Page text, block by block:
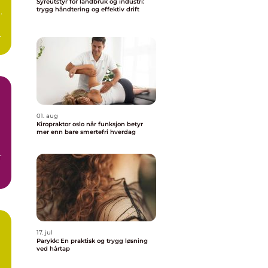
trygg håndtering og effektiv drift
01. aug
Kiropraktor oslo når funksjon betyr
mer enn bare smertefri hverdag
17. jul
Parykk: En praktisk og trygg løsning
ved hårtap